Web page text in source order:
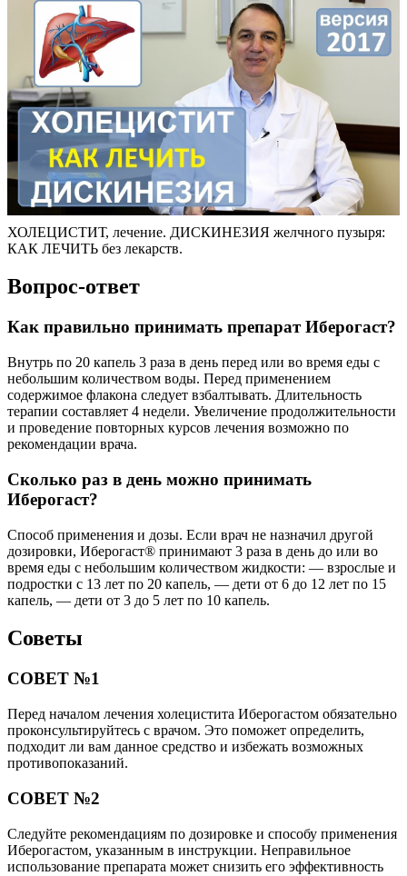
ХОЛЕЦИСТИТ, лечение. ДИСКИНЕЗИЯ желчного пузыря:
КАК ЛЕЧИТЬ без лекарств.
Вопрос-ответ
Как правильно принимать препарат Иберогаст?
Внутрь по 20 капель 3 раза в день перед или во время еды с
небольшим количеством воды. Перед применением
содержимое флакона следует взбалтывать. Длительность
терапии составляет 4 недели. Увеличение продолжительности
и проведение повторных курсов лечения возможно по
рекомендации врача.
Сколько раз в день можно принимать
Иберогаст?
Способ применения и дозы. Если врач не назначил другой
дозировки, Иберогаст® принимают 3 раза в день до или во
время еды с небольшим количеством жидкости: — взрослые и
подростки с 13 лет по 20 капель, — дети от 6 до 12 лет по 15
капель, — дети от 3 до 5 лет по 10 капель.
Советы
СОВЕТ №1
Перед началом лечения холецистита Иберогастом обязательно
проконсультируйтесь с врачом. Это поможет определить,
подходит ли вам данное средство и избежать возможных
противопоказаний.
СОВЕТ №2
Следуйте рекомендациям по дозировке и способу применения
Иберогастом, указанным в инструкции. Неправильное
использование препарата может снизить его эффективность